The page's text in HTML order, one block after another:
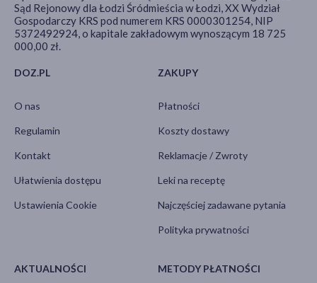
DOZ.PL
O nas
Regulamin
Kontakt
Ułatwienia dostępu
Ustawienia Cookie
ZAKUPY
Płatności
Koszty dostawy
Reklamacje / Zwroty
Leki na receptę
Najczęściej zadawane pytania
Polityka prywatności
AKTUALNOŚCI METODY PŁATNOŚCI
Sąd Rejonowy dla Łodzi Śródmieścia w Łodzi, XX Wydział
Gospodarczy KRS pod numerem KRS 0000301254, NIP
5372492924, o kapitale zakładowym wynoszącym 18 725
000,00 zł.